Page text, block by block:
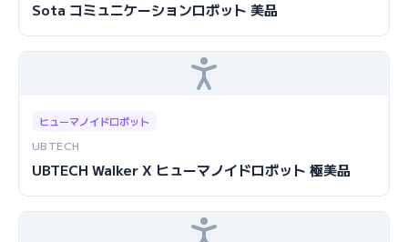
Sota コミュニケーションロボット 美品
ヒューマノイドロボット
UBTECH
UBTECH Walker X ヒューマノイドロボット 極美品